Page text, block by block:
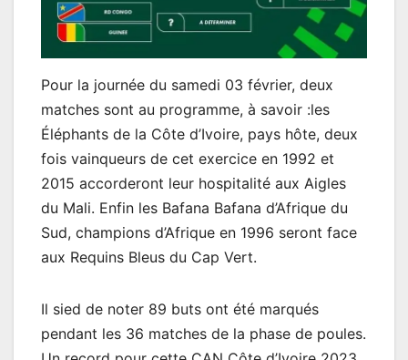
Pour la journée du samedi 03 février, deux
matches sont au programme, à savoir :les
Éléphants de la Côte d’Ivoire, pays hôte, deux
fois vainqueurs de cet exercice en 1992 et
2015 accorderont leur hospitalité aux Aigles
du Mali. Enfin les Bafana Bafana d’Afrique du
Sud, champions d’Afrique en 1996 seront face
aux Requins Bleus du Cap Vert.
Il sied de noter 89 buts ont été marqués
pendant les 36 matches de la phase de poules.